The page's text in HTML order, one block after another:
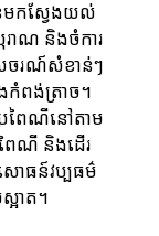
មកស្វែងយល់
រាណ និងចំការ
ចរណ៍សំខាន់ៗ
កំពង់ត្រាច។
រពៃណីនៅតាម
ៃណី និងដើរ
ោធន៍វប្បធម៌
អាត។